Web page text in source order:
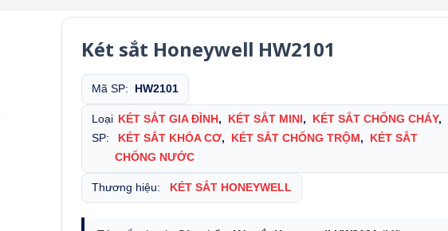
Két sắt Honeywell HW2101
Mã SP: HW2101
Loại
SP:
KÉT SẮT GIA ĐÌNH , KÉT SẮT MINI , KÉT SẮT CHỐNG CHÁY,
KÉT SẮT KHÓA CƠ, KÉT SẮT CHỐNG TRỘM ,
KÉT SẮT
CHỐNG NƯỚC
Thương hiệu: KÉT SẮT HONEYWELL